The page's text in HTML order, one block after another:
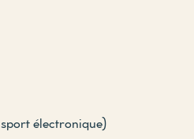
sport électronique)